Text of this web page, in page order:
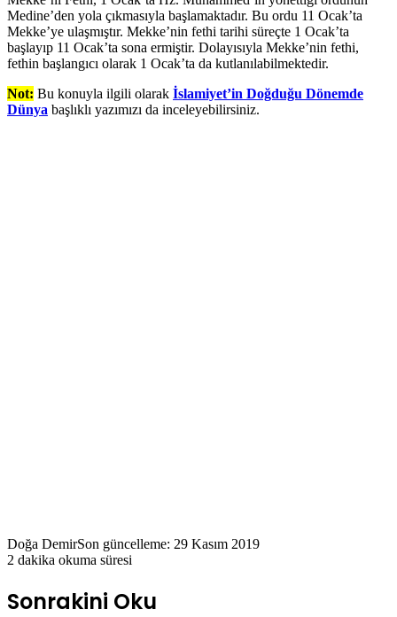
Medine’den yola çıkmasıyla başlamaktadır. Bu ordu 11 Ocak’ta
Mekke’ye ulaşmıştır. Mekke’nin fethi tarihi süreçte 1 Ocak’ta
başlayıp 11 Ocak’ta sona ermiştir. Dolayısıyla Mekke’nin fethi,
fethin başlangıcı olarak 1 Ocak’ta da kutlanılabilmektedir.
Not: Bu konuyla ilgili olarak İslamiyet’in Doğduğu Dönemde
Dünya başlıklı yazımızı da inceleyebilirsiniz.
Doğa DemirSon güncelleme: 29 Kasım 2019
2 dakika okuma süresi
Sonrakini Oku